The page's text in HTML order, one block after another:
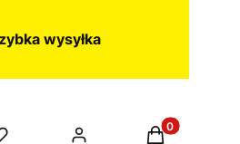
wysyłka
Produkty w